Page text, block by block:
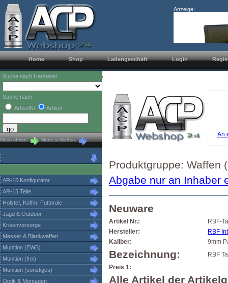
Anzeige:
Home Shop Ladengeschäft Login
Suche nach Hersteller
Suche nach:
ArtikelNr
Artikel
Menü öffnen: Menü schließen:
AR-15 Konfigurator
AR-15 Teile
Holster, Koffer, Futterale
Jagd & Outdoor
Krisenvorsorge
Messer & Blankwaffen
Munition (EWB)
Munition (frei)
Munition (sonstiges)
Optik & Montagen
,
An
Produktgruppe: Waffen
Abgabe nur an Inhaber
Neuware
Artikel Nr.:
RBF-
Hersteller:
RBF
Kaliber:
9mm
Bezeichnung:
RBF
Preis 1:
Alle Artikel der